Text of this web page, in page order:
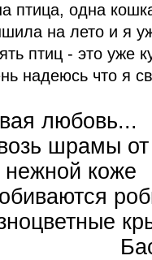
птица, одна
на лето и я
птиц - это уже
надеюсь что я
любовь...
шрамы
коже